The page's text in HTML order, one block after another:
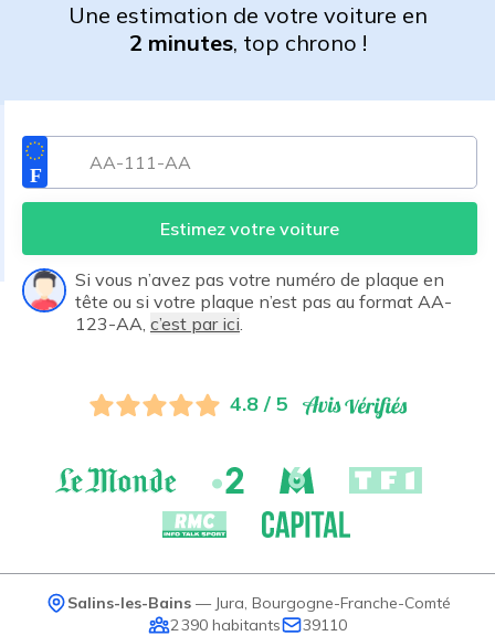
Une estimation de votre voiture en
2 minutes, top chrono !
Estimez votre voiture
Si vous n’avez pas votre numéro de plaque en
tête ou si votre plaque n’est pas au format AA-
123-AA, c’est par ici
4.8 / 5
Salins-les-Bains— Jura Bourgogne-Franche-Comté
2 390 habitants 39110